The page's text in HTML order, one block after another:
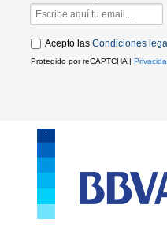
Acepto las Condiciones
Protegido por reCAPTCHA |